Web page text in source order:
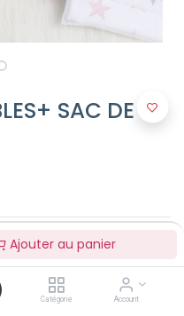
Ajouter au panier
Catégorie Account
SAC DE